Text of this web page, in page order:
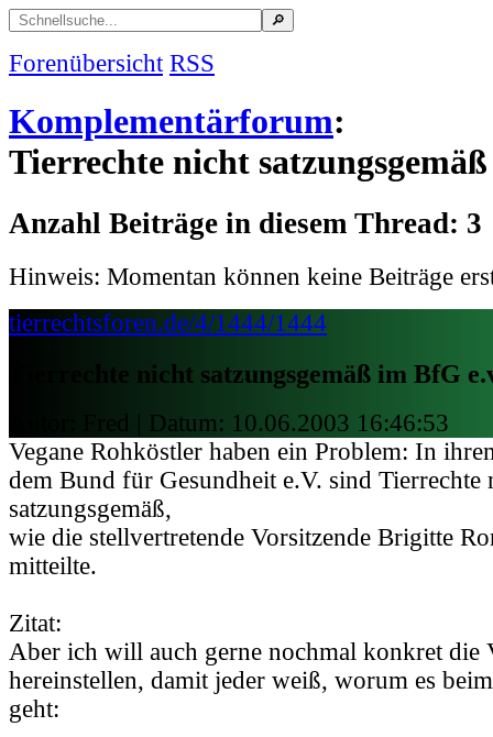
Forenübersicht RSS
Komplementärforum:
Tierrechte nicht
Anzahl Beiträge in diesem Thread: 3
Hinweis: Momentan können keine Beiträge
tierrechtsforen.de/4/1444/1444
Tierrechte nicht satzungsgemäß im BfG
Autor: Fred | Datum: 10.06.2003 16:46:53
Vegane Rohköstler haben ein Problem: In
dem Bund für Gesundheit e.V. sind Tierrechte
satzungsgemäß,
wie die stellvertretende Vorsitzende Brigitte
mitteilte.
Zitat:
Aber ich will auch gerne nochmal konkret die
hereinstellen, damit jeder weiß, worum es
geht: